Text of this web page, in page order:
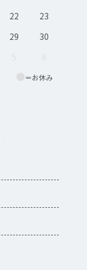
＝お休み
22
23
29
30
5 6